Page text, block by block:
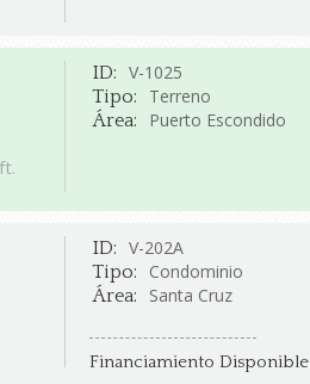
ID: V-1025
Tipo: Terreno
Área: Puerto Escondido
ID: V-202A
Tipo: Condominio
Área: Santa Cruz
Financiamiento Disponible